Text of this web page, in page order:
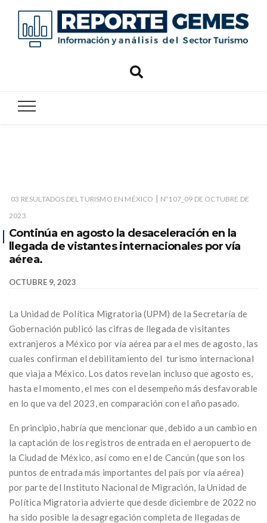
03 RESULTADOS DEL TURISMO EN MÉXICO | Nº107_09 DE OCTUBRE DE
2023
Continúa en agosto la desaceleración en la
llegada de vistantes internacionales por vía
aérea.
OCTUBRE 9, 2023
La Unidad de Política Migratoria (UPM) de la Secretaría de
Gobernación publicó las cifras de llegada de visitantes
extranjeros a México por vía aérea para el mes de agosto, las
cuales confirman el debilitamiento del turismo internacional
que viaja a México. Los datos revelan incluso que agosto es,
hasta el momento, el mes con el desempeño más desfavorable
en lo que va del 2023, en comparación con el año pasado.
En principio, habría que mencionar que, debido a un cambio en
la captación de los registros de entrada en el aeropuerto de
la Ciudad de México, así como en el de Cancún (que son los
puntos de entrada más importantes del país por vía aérea)
por parte del Instituto Nacional de Migración, la Unidad de
Política Migratoria advierte que desde diciembre de 2022 no
ha sido posible la desagregación completa de llegadas de